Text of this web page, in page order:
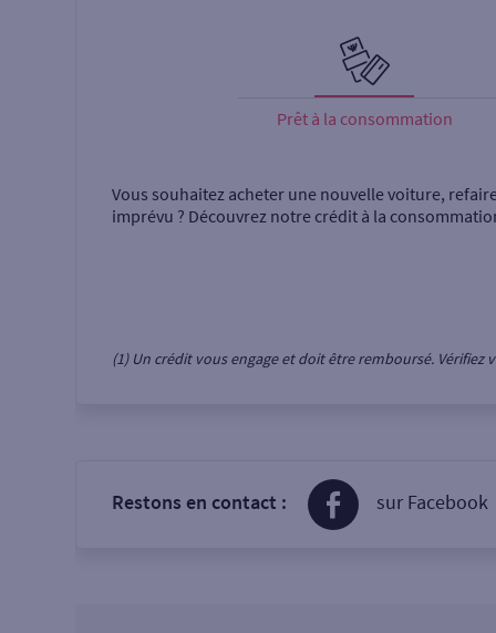
Prêt à la consommation
Vous souhaitez acheter une nouvelle voiture,
imprévu ? Découvrez notre crédit à la
(1) Un crédit vous engage et doit être remboursé.
Restons en contact : sur Facebook